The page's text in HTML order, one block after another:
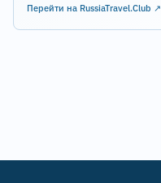
Перейти на RussiaTravel.Club ↗